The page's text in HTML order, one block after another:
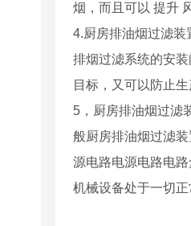
烟，而且可以 提升
4.厨房排油烟过滤
排烟过滤系统的安
目标，又可以防止
5，厨房排油烟过滤
般厨房排油烟过滤
源电路电源电路电
机械设备处于一切